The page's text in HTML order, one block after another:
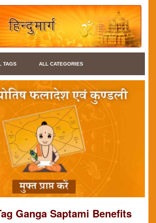
TAGS ALL CATEGORIES
Ganga Saptami Benefits